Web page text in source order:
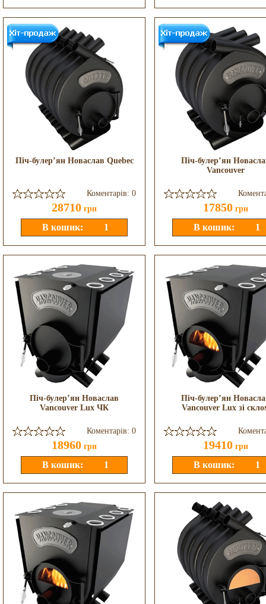
Піч-булер’ян Новаслав Quebec
Коментарів: 0
28710 грн
Піч-булер’ян
Vancouver
17850 грн
Піч-булер’ян Новаслав
Vancouver Lux ЧК
Коментарів: 0
18960 грн
Піч-булер’ян
Vancouver Lux зі
19410 грн